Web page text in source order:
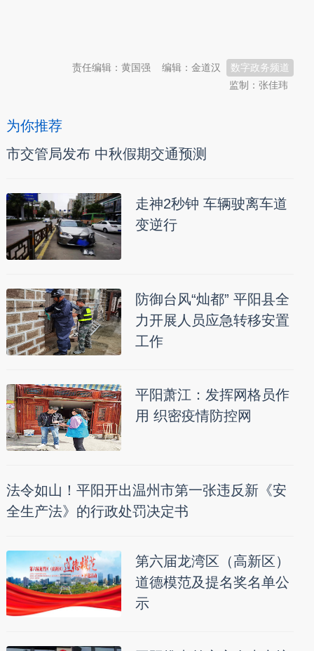
数字政务频道
编辑：金道汉
责任编辑：黄国强
监制：张佳玮
为你推荐
市交管局发布 中秋假期交通预测
走神2秒钟 车辆驶离车道
变逆行
防御台风“灿都” 平阳县全
力开展人员应急转移安置
工作
平阳萧江：发挥网格员作
用 织密疫情防控网
法令如山！平阳开出温州市第一张违反新《安
全生产法》的行政处罚决定书
第六届龙湾区（高新区）
道德模范及提名奖名单公
示